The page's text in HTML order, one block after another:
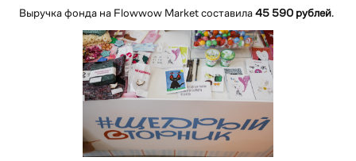
Выручка фонда на Flowwow Market составила45 590 рублей.